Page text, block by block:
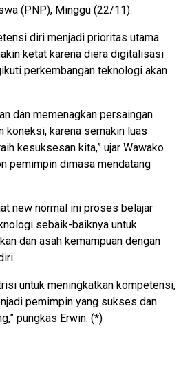
(PNP), Minggu (22/11).
diri menjadi prioritas utama
ketat karena diera digitalisasi
perkembangan teknologi akan
dan memenagkan persaingan
koneksi, karena semakin luas
kesuksesan kita,” ujar Wawako
pemimpin dimasa mendatang
new normal ini proses belajar
sebaik-baiknya untuk
dan asah kemampuan dengan
untuk meningkatkan kompetensi,
pemimpin yang sukses dan
pungkas Erwin. (*)